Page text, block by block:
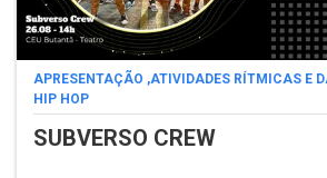
APRESENTAÇÃO ,ATIVIDADES RÍTMICAS E
HIP HOP
SUBVERSO CREW